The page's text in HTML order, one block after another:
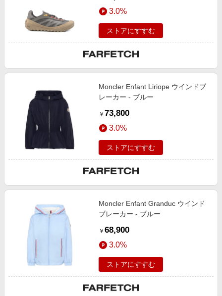
3.0%
ストアにすすむ
Moncler Enfant Liriope ウインドブ
レーカー - ブルー
￥ 73,800
3.0%
ストアにすすむ
Moncler Enfant Granduc ウインド
ブレーカー - ブルー
￥ 68,900
3.0%
ストアにすすむ